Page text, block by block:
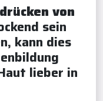
von
sein
kann dies
lieber in